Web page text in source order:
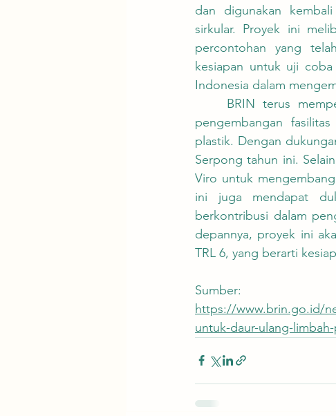
dan digunakan
sirkular. Proyek ini
percontohan yang
kesiapan untuk uji
Indonesia dalam
pengembangan
plastik. Dengan
Serpong tahun ini.
Viro untuk
ini juga mendapat
berkontribusi dalam
depannya, proyek ini
TRL 6, yang berarti
Sumber:
https://www.brin.go.id/
untuk-daur-ulang-